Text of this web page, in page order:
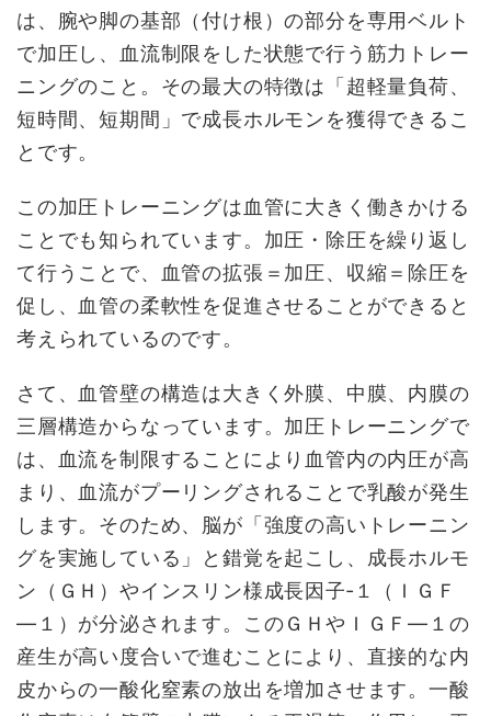
は、腕や脚の基部（付け根）の部分を専用ベルト
で加圧し、血流制限をした状態で行う筋力トレー
ニングのこと。その最大の特徴は「超軽量負荷、
短時間、短期間」で成長ホルモンを獲得できるこ
とです。
この加圧トレーニングは血管に大きく働きかける
ことでも知られています。加圧・除圧を繰り返し
て行うことで、血管の拡張＝加圧、収縮＝除圧を
促し、血管の柔軟性を促進させることができると
考えられているのです。
さて、血管壁の構造は大きく外膜、中膜、内膜の
三層構造からなっています。加圧トレーニングで
は、血流を制限することにより血管内の内圧が高
まり、血流がプーリングされることで乳酸が発生
します。そのため、脳が「強度の高いトレーニン
グを実施している」と錯覚を起こし、成長ホルモ
ン（ＧＨ）やインスリン様成長因子‐１（ＩＧＦ
―１）が分泌されます。このＧＨやＩＧＦ―１の
産生が高い度合いで進むことにより、直接的な内
皮からの一酸化窒素の放出を増加させます。一酸